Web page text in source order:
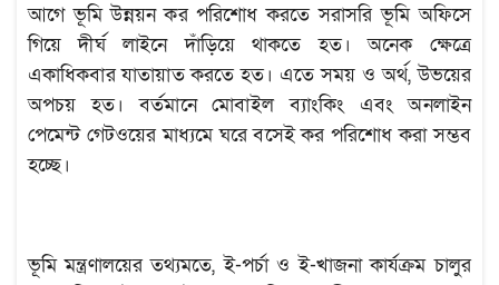
আগে ভূমি উন্নয়ন কর পরিশোধ করতে সরাসরি ভূমি অফিসে
গিয়ে দীর্ঘ লাইনে দাঁড়িয়ে থাকতে হত। অনেক ক্ষেত্রে
একাধিকবার যাতায়াত করতে হত। এতে সময় ও অর্থ, উভয়ের
অপচয় হত। বর্তমানে মোবাইল ব্যাংকিং এবং অনলাইন
পেমেন্ট গেটওয়ের মাধ্যমে ঘরে বসেই কর পরিশোধ করা সম্ভব
হচ্ছে।
ভূমি মন্ত্রণালয়ের তথ্যমতে, ই-পর্চা ও ই-খাজনা কার্যক্রম চালুর